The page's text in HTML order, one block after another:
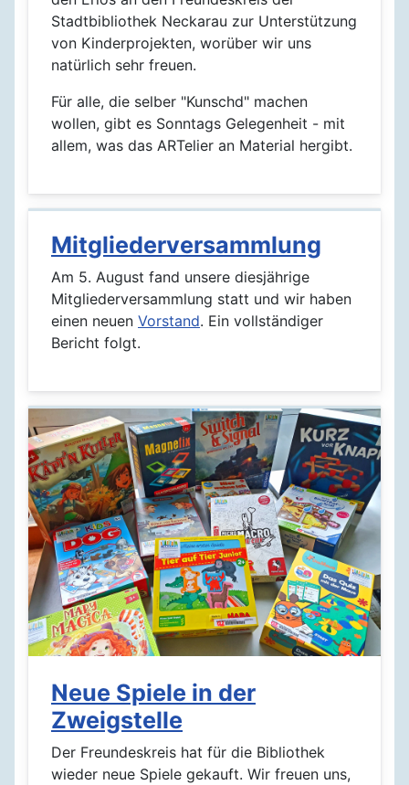
Stadtbibliothek Neckarau zur Unterstützung
von Kinderprojekten, worüber wir uns
natürlich sehr freuen.
Für alle, die selber "Kunschd" machen
wollen, gibt es Sonntags Gelegenheit - mit
allem, was das ARTelier an Material hergibt.
Mitgliederversammlung
Am 5. August fand unsere diesjährige
Mitgliederversammlung statt und wir haben
einen neuen Vorstand. Ein vollständiger
Bericht folgt.
Neue Spiele in der
Zweigstelle
Der Freundeskreis hat für die Bibliothek
wieder neue Spiele gekauft. Wir freuen uns,